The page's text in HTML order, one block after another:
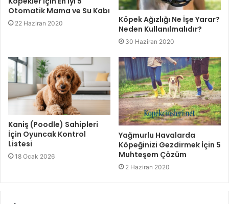
Otomatik Mama ve Su Kabı
22 Haziran 2020
Köpek Ağızlığı Ne İşe Yarar?
Neden Kullanılmalıdır?
30 Haziran 2020
Kaniş (Poodle) Sahipleri
İçin Oyuncak Kontrol
Listesi
18 Ocak 2026
Yağmurlu Havalarda
Köpeğinizi Gezdirmek İçin 5
Muhteşem Çözüm
2 Haziran 2020